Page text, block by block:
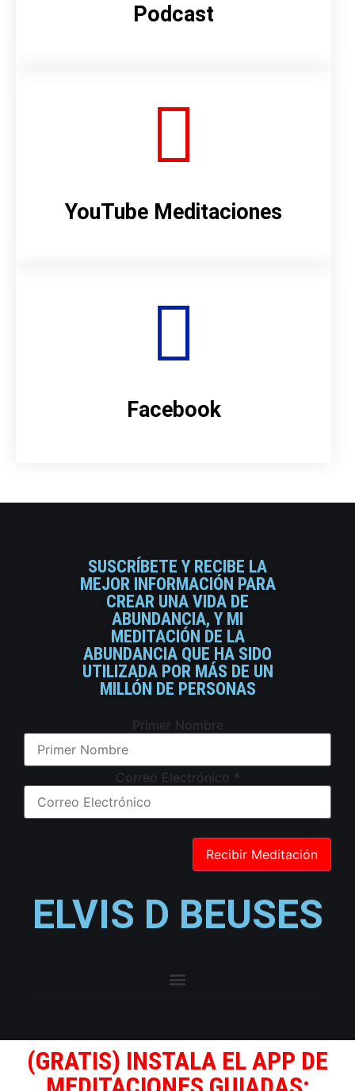
Podcast
YouTube Meditaciones
Facebook
SUSCRÍBETE Y RECIBE LA
MEJOR INFORMACIÓN PARA
CREAR UNA VIDA DE
ABUNDANCIA, Y MI
MEDITACIÓN DE LA
ABUNDANCIA QUE HA SIDO
UTILIZADA POR MÁS DE UN
MILLÓN DE PERSONAS
Primer Nombre
Correo Electrónico *
ELVIS D BEUSES
(GRATIS) INSTALA EL APP DE